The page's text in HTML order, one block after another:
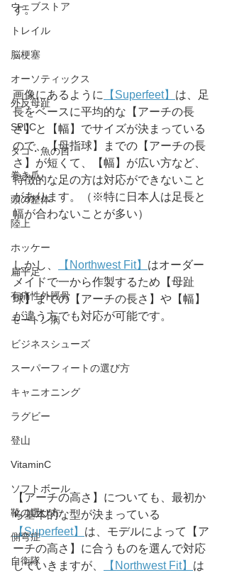
ウェブストア
トレイル
脳梗塞
オーソティックス
外反母趾
SPLC
タコ・魚の目
巻き爪
頭の整体
陸上
ホッケー
扁平足
有痛性外脛骨
モートン病
ビジネスシューズ
スーパーフィートの選び方
キャニオニング
ラグビー
登山
VitaminC
ソフトボール
靴の選び方
側弯症
自衛隊
す。
画像にあるように 【Superfeet】 は、足
長をベースに平均的な【アーチの長
さ】と【幅】でサイズが決まっている
ので、【母指球】までの【アーチの長
さ】が短くて、【幅】が広い方など、
特徴的な足の方は対応ができないこと
があります。（※特に日本人は足長と
幅が合わないことが多い）
しかし、 【Northwest Fit】 はオーダー
メイドで一から作製するため【母趾
球】までの【アーチの長さ】や【幅】
が違う方でも対応が可能です。
【アーチの高さ】についても、最初か
ら基本的な型が決まっている
【Superfeet】 は、モデルによって【ア
ーチの高さ】に合うものを選んで対応
していきますが、
【Northwest Fit】 は